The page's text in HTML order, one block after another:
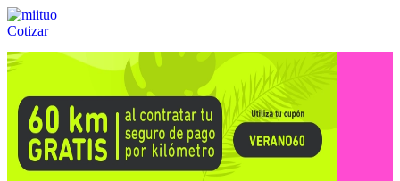
Cotizar
Llámanos al:(55) 84-21-05-00 ó